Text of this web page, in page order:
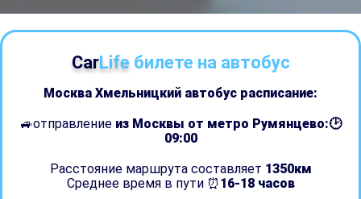
CarLifeбилете на автобус
Москва Хмельницкий автобус расписание:
🚙отправление из Москвы от метро Румянцево:🕑
09:00
Расстояние маршрута составляет 1350км
Среднее время в пути ⏰ 16-18 часов